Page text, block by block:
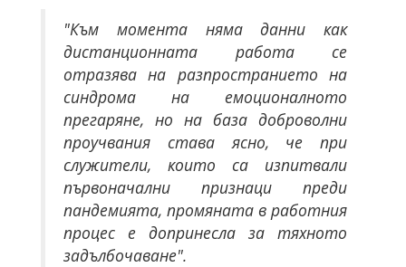
"Към момента няма данни как
дистанционната работа се
отразява на разпространието на
синдрома на емоционалното
прегаряне, но на база доброволни
проучвания става ясно, че при
служители, които са изпитвали
първоначални признаци преди
пандемията, промяната в работния
процес е допринесла за тяхното
задълбочаване".